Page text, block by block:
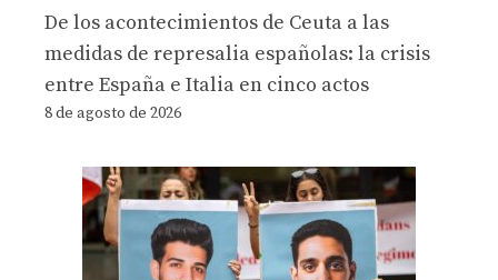
De los acontecimientos de Ceuta a las
medidas de represalia españolas: la crisis
entre España e Italia en cinco actos
8 de agosto de 2026